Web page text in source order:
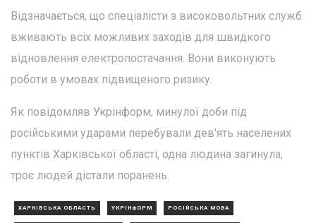
Відзначається, що спеціалісти з високовольтних служб
вживають всіх можливих заходів для швидкого
відновлення електропостачання. Вони виконують
роботи в умовах підвищеного ризику.
Як повідомляв Укрінформ, минулої доби під
російськими ударами перебували дев'ять населених
пунктів Харківської області, одна людина загинула,
троє людей дістали поранень.
ХАРКІВСЬКА ОБЛАСТЬ УКРІНФОРМ РОСІЙСЬКА МОВА